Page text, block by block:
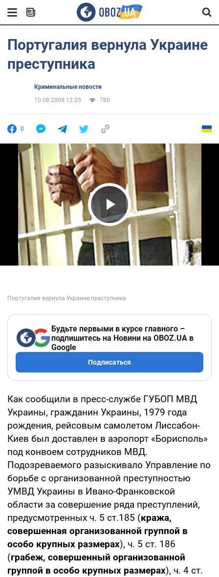
Португалия вернула Украине
преступника
Криминальные новости
10.08.2009 12:25
780
0
Play Video
Будьте первыми в курсе главного –
подпишитесь на Новини на OBOZ.UA в
Google
Подписаться
Как сообщили в пресс-службе ГУБОП МВД
Украины, гражданин Украины, 1979 года
рождения, рейсовым самолетом Лиссабон-
Киев был доставлен в аэропорт «Борисполь»
под конвоем сотрудников МВД.
Подозреваемого разыскивало Управление по
борьбе с организованной преступностью
УМВД Украины в Ивано-Франковской
области за совершение ряда преступлений,
предусмотренных ч. 5 ст.185 (кража,
совершенная организованной группой в
особо крупных размерах), ч. 5 ст. 186
(грабеж, совершенный организованной
группой в особо крупных размерах), ч. 4 ст.